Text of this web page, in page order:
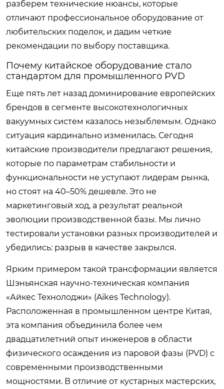
разберем технические нюансы, которые
отличают профессиональное оборудование от
любительских поделок, и дадим четкие
рекомендации по выбору поставщика.
Почему китайское оборудование стало
стандартом для промышленного PVD
Еще пять лет назад доминирование европейских
брендов в сегменте высокотехнологичных
вакуумных систем казалось незыблемым. Однако
ситуация кардинально изменилась. Сегодня
китайские производители предлагают решения,
которые по параметрам стабильности и
функциональности не уступают лидерам рынка,
но стоят на 40–50% дешевле. Это не
маркетинговый ход, а результат реальной
эволюции производственной базы. Мы лично
тестировали установки разных производителей и
убедились: разрыв в качестве закрылся.
Ярким примером такой трансформации является
Шэньянская научно-техническая компания
«Айкес Технолоджи» (Aikes Technology).
Расположенная в промышленном центре Китая,
эта компания объединила более чем
двадцатилетний опыт инженеров в области
физического осаждения из паровой фазы (PVD) с
современными производственными
мощностями. В отличие от кустарных мастерских,